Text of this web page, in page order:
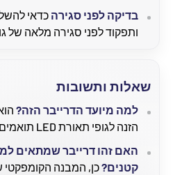
בדיקה לפני סגירה כדאי
ותפקוד לפני סגירה מלאה של
שאלות ותשובות
למה מיועד הדרייבר הזה?
הזנה לגופי תאורת LED תואמים במערכות CCT.
האם זהו דרייבר שמתאים
קטנים?כן, המבנה הקומפקטי